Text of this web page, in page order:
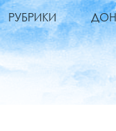
РУБРИКИ